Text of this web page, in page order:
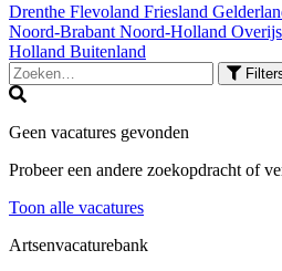
Drenthe Flevoland Friesland
Noord-Brabant Noord-Holland
Holland Buitenland
Geen vacatures gevonden
Probeer een andere zoekopdracht of
Toon alle vacatures
Artsenvacaturebank